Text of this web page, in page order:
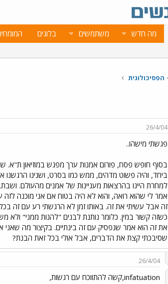
מה חדש משתמשים בלוגים
הפסיכולוגית
26/4/04
פגשתי מישהו..
למחרת היינו בהרצאות מעניינות של אמנים מהעולם.
אמר לי שהוא רואה, והוא לא היה בטוח אם אני מוכנה לזה
זה אבל עשיתי את זה. באותו זמן לא הרגשתי רע עם זה
כשזה קשור במין. כלומר נותנת לבנים "להנות ממני" ולא
את זה הוא אמר שנפסיק עם זה בינתיים. בקיצור מה
שסיבכתי קצת את הדברים, אבל אולי בכל זאת הבנת?
26/4/04
infatuation,קשה להתווכח עם רגשות,